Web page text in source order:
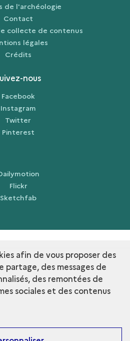
de l'archéologie
Contact
collecte de contenus
légales
Crédits
nous
Facebook
Instagram
Twitter
Pinterest
Flickr
Sketchfab
afin de vous proposer des
partage, des messages de
des remontées de
sociales et des contenus